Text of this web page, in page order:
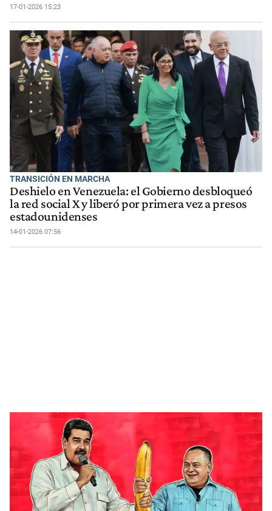
17-01-2026 15:23
TRANSICIÓN EN MARCHA
Deshielo en Venezuela: el Gobierno desbloqueó
la red social X y liberó por primera vez a presos
estadounidenses
14-01-2026 07:56